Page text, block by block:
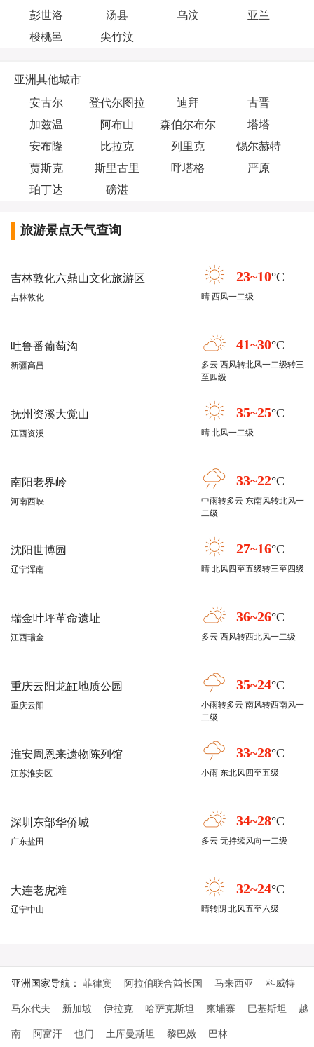
彭世洛
汤县 乌汶
亚兰
梭桃邑
尖竹汶
亚洲其他城市
安古尔
登代尔图拉 迪拜
古晋
加兹温
阿布山 森伯尔布尔
塔塔
安布隆
比拉克 列里克
锡尔赫特
贾斯克
斯里古里 呼塔格
严原
珀丁达
磅湛
旅游景点天气查询
吉林敦化六鼎山文化旅游区
吉林敦化
23~10°C
晴 西风一二级
吐鲁番葡萄沟
新疆高昌
41~30°C
多云 西风转北风一二级转三
至四级
抚州资溪大觉山
江西资溪
35~25°C
晴 北风一二级
南阳老界岭
河南西峡
33~22°C
中雨转多云 东南风转北风一
二级
沈阳世博园
辽宁浑南
27~16°C
晴 北风四至五级转三至四级
瑞金叶坪革命遗址
江西瑞金
36~26°C
多云 西风转西北风一二级
重庆云阳龙缸地质公园
重庆云阳
35~24°C
小雨转多云 南风转西南风一
二级
淮安周恩来遗物陈列馆
江苏淮安区
33~28°C
小雨 东北风四至五级
深圳东部华侨城
广东盐田
34~28°C
多云 无持续风向一二级
大连老虎滩
辽宁中山
32~24°C
晴转阴 北风五至六级
亚洲国家导航： 菲律宾 阿拉伯联合酋长国 马来西亚 科威特
马尔代夫 新加坡 伊拉克 哈萨克斯坦 柬埔寨 巴基斯坦 越
南 阿富汗 也门 土库曼斯坦 黎巴嫩 巴林